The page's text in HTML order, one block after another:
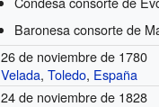
Baronesa consorte de
26 de noviembre de 1780
Velada,Toledo, España
24 de noviembre de 1828